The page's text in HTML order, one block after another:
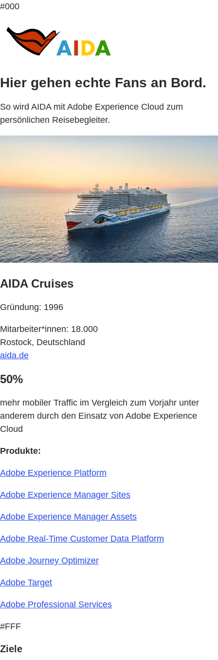
#000
Hier gehen echte Fans an Bord.
So wird AIDA mit Adobe Experience Cloud zum
persönlichen Reisebegleiter.
AIDA Cruises
Gründung: 1996
Mitarbeiter*innen: 18.000
Rostock, Deutschland
aida.de
50%
mehr mobiler Traffic im Vergleich zum Vorjahr unter
anderem durch den Einsatz von Adobe Experience
Cloud
Produkte:
Adobe Experience Platform
Adobe Experience Manager Sites
Adobe Experience Manager Assets
Adobe Real-Time Customer Data Platform
Adobe Journey Optimizer
Adobe Target
Adobe Professional Services
#FFF
Ziele